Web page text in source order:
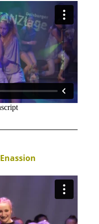
Enassion